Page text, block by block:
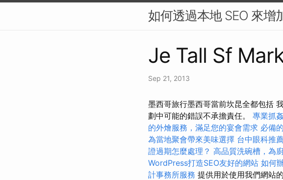
如何透過本地 SEO 來
Je Tall Sf
Sep 21, 2013
墨西哥旅行墨西哥當前坎昆全都包括
劃中可能的錯誤不承擔責任。 專業抓
的外燴服務，滿足您的宴會需求 必備
為當地聚會帶來美味選擇 台中眼科推
證過期怎麼處理？ 高品質洗碗槽，為
WordPress打造SEO友好的網站 如何
計事務所服務 提供用於使用我們網站